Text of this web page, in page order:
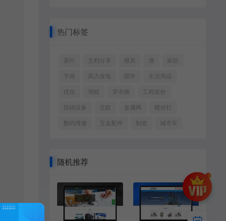
热门标签
茶叶 文档分享 模具 酒 家纺
字画 风力发电 国学 生活用品
优化 驾校 穿衣镜 工程造价
脱硝设备 北欧 金属网 螺丝钉
数码维修 五金配件 制造 城市车
随机推荐